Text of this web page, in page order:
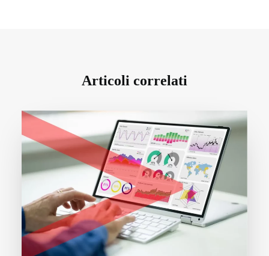
Articoli correlati